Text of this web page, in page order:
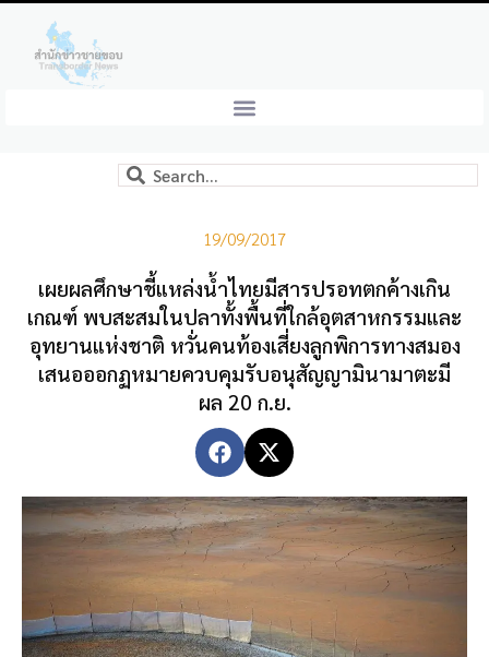
19/09/2017
เผยผลศึกษาชี้แหล่งน้ำไทยมีสารปรอทตกค้างเกิน
เกณฑ์ พบสะสมในปลาทั้งพื้นที่ใกล้อุตสาหกรรมและ
อุทยานแห่งชาติ หวั่นคนท้องเสี่ยงลูกพิการทางสมอง
เสนอออกฏหมายควบคุมรับอนุสัญญามินามาตะมี
ผล 20 ก.ย.